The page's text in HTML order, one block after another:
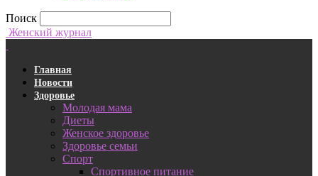
Поиск
Женский журнал
Главная
Новости
Здоровье
Молодая мама
Диеты
Женское здоровье
Здоровье семьи
Спорт
Спортивное питание